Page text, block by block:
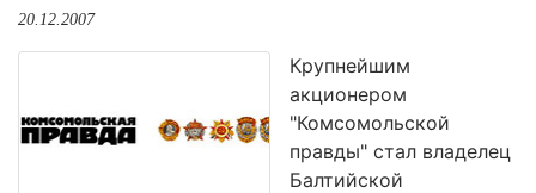
20.12.2007
Крупнейшим
акционером
"Комсомольской
правды" стал владелец
Балтийской